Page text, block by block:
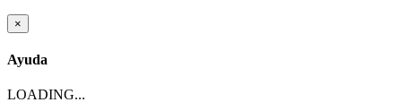
×
Ayuda
LOADING...